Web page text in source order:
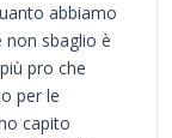
abbiamo
sbaglio è
pro che
per le
capito